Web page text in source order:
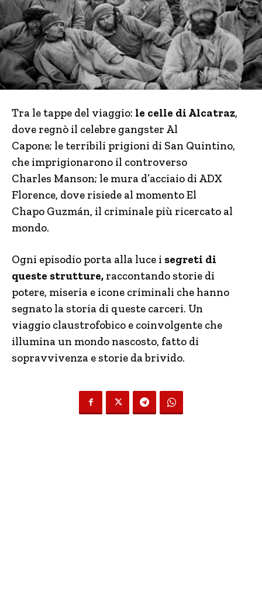
Tra le tappe del viaggio: le celle di Alcatraz,
dove regnò il celebre gangster Al
Capone; le terribili prigioni di San Quintino,
che imprigionarono il controverso
Charles Manson; le mura d’acciaio di ADX
Florence, dove risiede al momento El
Chapo Guzmán, il criminale più ricercato al
mondo.
Ogni episodio porta alla luce i segreti di
queste strutture, raccontando storie di
potere, miseria e icone criminali che hanno
segnato la storia di queste carceri. Un
viaggio claustrofobico e coinvolgente che
illumina un mondo nascosto, fatto di
sopravvivenza e storie da brivido.